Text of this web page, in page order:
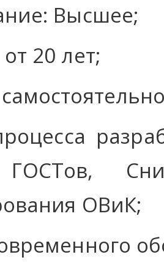
Высшее;
20 лет;
ГОСТов,
ОВиК;